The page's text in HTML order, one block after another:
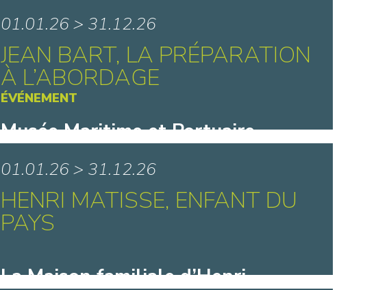
01.01.26 > 31.12.26
JEAN BART, LA PRÉPARATION
À L’ABORDAGE
ÉVÉNEMENT
Musée Maritime et Portuaire -
01.01.26 > 31.12.26
HENRI MATISSE, ENFANT DU
PAYS
La Maison familiale d’Henri